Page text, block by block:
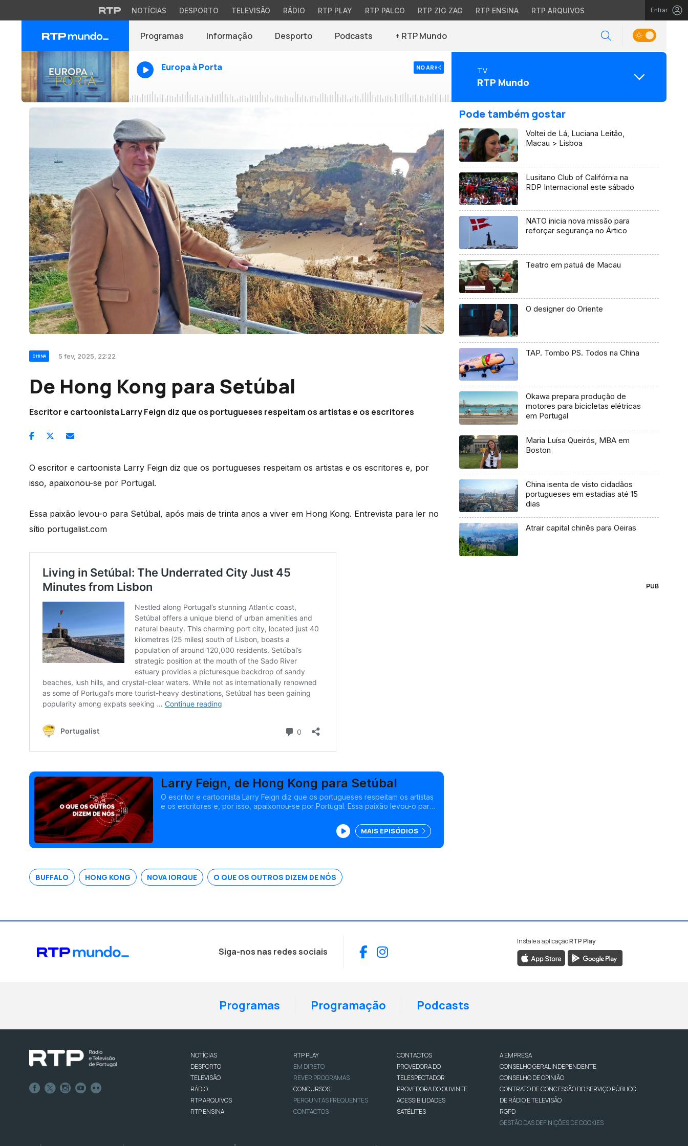
NOTÍCIAS DESPORTO TELEVISÃO RÁDIO RTP PLAY RTP PALCO RTP ZIG ZAG RTP ENSINA RTP ARQUIVOS Entrar
Programas Informação Desporto Podcasts + RTP Mundo
Europa à Porta NO AR TV
RTP Mundo
CHINA 5 fev, 2025, 22:22
De Hong Kong para Setúbal
Escritor e cartoonista Larry Feign diz que os portugueses respeitam os artistas e os escritores
O escritor e cartoonista Larry Feign diz que os portugueses respeitam os artistas e os escritores e, por
isso, apaixonou-se por Portugal.
Essa paixão levou-o para Setúbal, após mais de trinta anos a viver em Hong Kong. Entrevista para ler no
sítio portugalist.com
Larry Feign, de Hong Kong para Setúbal
O escritor e cartoonista Larry Feign diz que os portugueses respeitam os artistas
e os escritores e, por isso, apaixonou-se por Portugal. Essa paixão levou-o para
MAIS EPISÓDIOS
BUFFALO HONG KONG NOVA IORQUE O QUE OS OUTROS DIZEM DE NÓS
Pode também gostar
Voltei de Lá, Luciana Leitão,
Macau > Lisboa
Lusitano Club of Califórnia na
RDP Internacional este sábado
NATO inicia nova missão para
reforçar segurança no Ártico
Teatro em patuá de Macau
O designer do Oriente
TAP. Tombo PS. Todos na China
Okawa prepara produção de
motores para bicicletas elétricas
em Portugal
Maria Luísa Queirós, MBA em
Boston
China isenta de visto cidadãos
portugueses em estadias até 15
dias
Atrair capital chinês para Oeiras
PUB
Siga-nos nas redes sociais Facebook
Instagram
Instale a aplicaçãoRTP Play
Programas Programação Podcasts
NOTÍCIAS
DESPORTO
TELEVISÃO
RÁDIO
RTP ARQUIVOS
RTP ENSINA
RTP PLAY
EM DIRETO
REVER PROGRAMAS
CONCURSOS
PERGUNTAS FREQUENTES
CONTACTOS
CONTACTOS
PROVEDORA DO
TELESPECTADOR
PROVEDORA DO OUVINTE
ACESSIBILIDADES
SATÉLITES
A EMPRESA
CONSELHO GERAL INDEPENDENTE
CONSELHO DE OPINIÃO
CONTRATO DE CONCESSÃO DO SERVIÇO PÚBLICO
DE RÁDIO E TELEVISÃO
RGPD
GESTÃO DAS DEFINIÇÕES DE COOKIES